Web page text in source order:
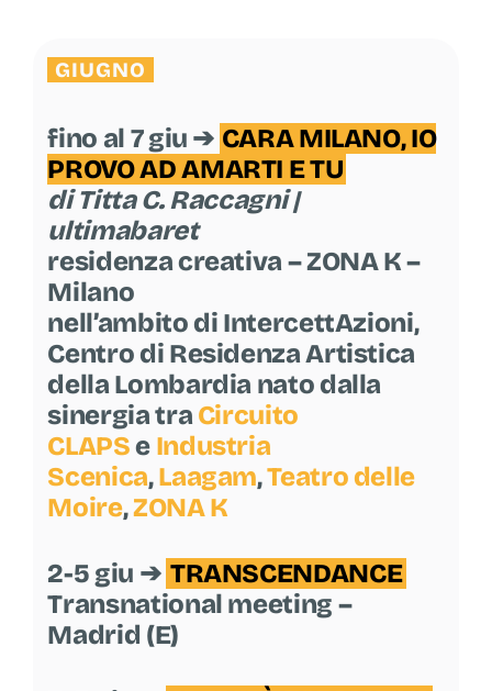
GIUGNO
fino al 7 giu ➔ CARA MILANO, IO
PROVO AD AMARTI E TU
di Titta C. Raccagni |
ultimabaret
residenza creativa – ZONA K –
Milano
nell’ambito di IntercettAzioni,
Centro di Residenza Artistica
della Lombardia nato dalla
sinergia traCircuito
CLAPSe Industria
Scenica,Laagam,Teatro delle
Moire,ZONA K
2-5 giu ➔ TRANSCENDANCE
Transnational meeting –
Madrid (E)